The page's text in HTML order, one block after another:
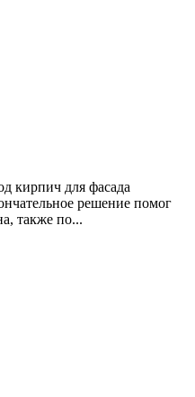
кирпич для фасада
решение помог
также по...